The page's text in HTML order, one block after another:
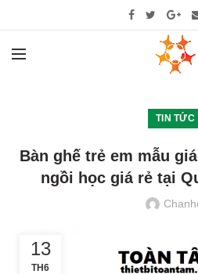
TIN TỨC
Bàn ghế trẻ em mẫu
ngồi học giá rẻ tại
13
TH6